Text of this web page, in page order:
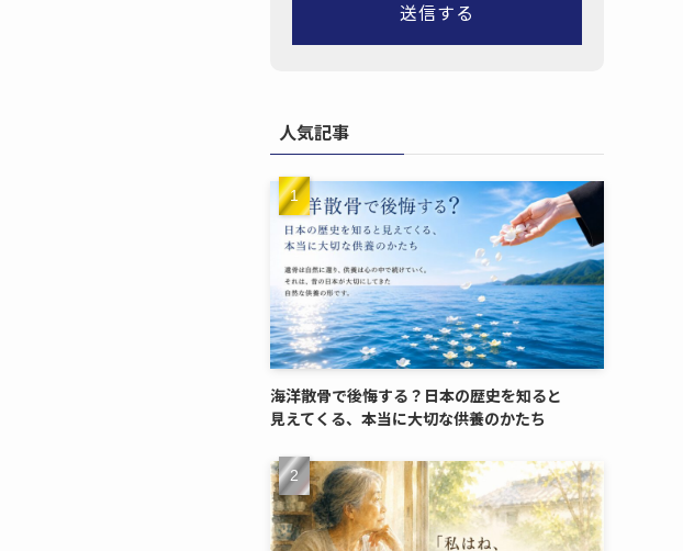
人気記事
海洋散骨で​後悔する？​日本の​歴史を​知ると​
見えてくる、​本当に​大切な​供養のかたち